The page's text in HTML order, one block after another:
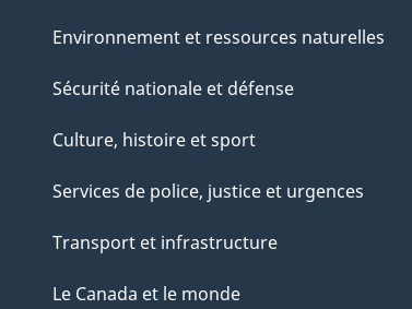
Environnement et ressources naturelles
Sécurité nationale et défense
Culture, histoire et sport
Services de police, justice et urgences
Transport et infrastructure
Le Canada et le monde